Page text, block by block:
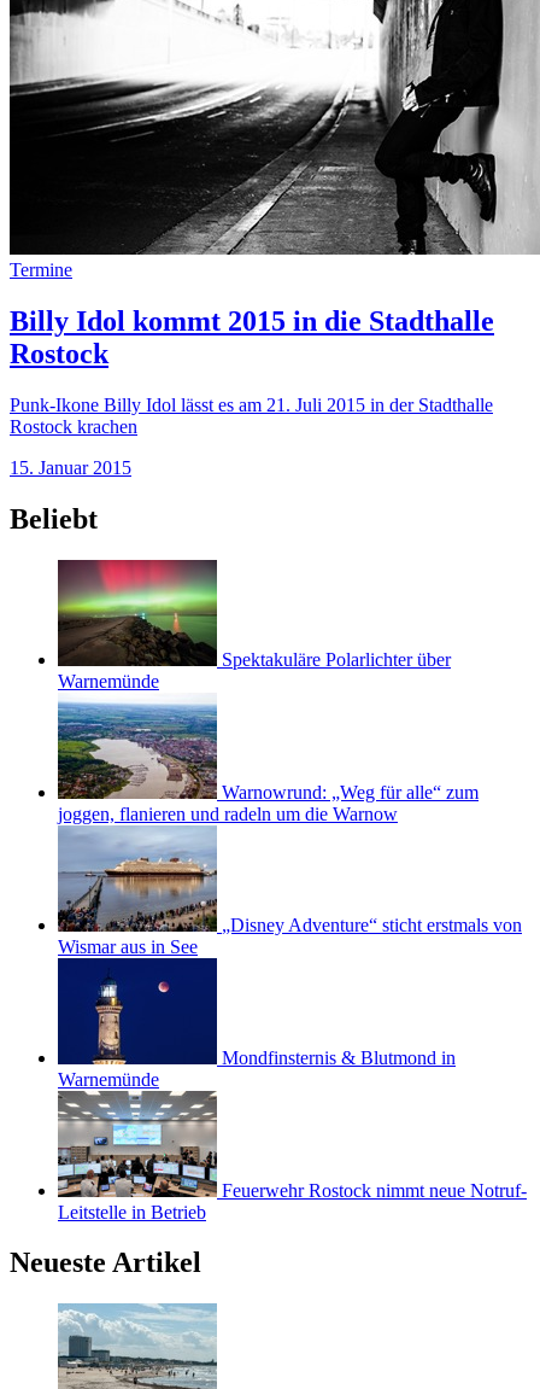
Termine
Billy Idol kommt 2015 in die Stadthalle
Rostock
Punk-Ikone Billy Idol lässt es am 21. Juli 2015 in der Stadthalle
Rostock krachen
15. Januar 2015
Beliebt
Spektakuläre Polarlichter über
Warnemünde
Warnowrund: „Weg für alle“ zum
joggen, flanieren und radeln um die Warnow
„Disney Adventure“ sticht erstmals von
Wismar aus in See
Mondfinsternis & Blutmond in
Warnemünde
Feuerwehr Rostock nimmt neue Notruf-
Leitstelle in Betrieb
Neueste Artikel